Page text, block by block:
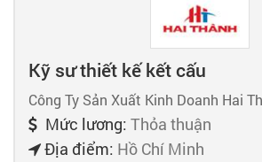
Kỹ sư thiết kế kết cấu
Công Ty Sản Xuất Kinh Doanh Hai
Mức lương: Thỏa thuận
Địa điểm: Hồ Chí Minh